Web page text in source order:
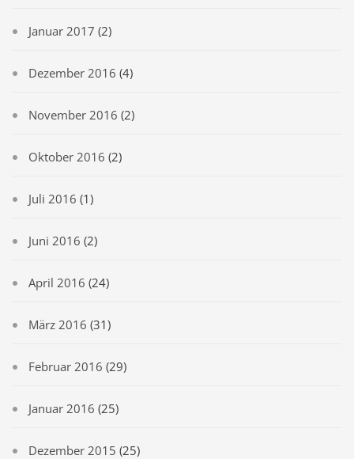
Januar 2017 (2)
Dezember 2016 (4)
November 2016 (2)
Oktober 2016 (2)
Juli 2016 (1)
Juni 2016 (2)
April 2016 (24)
März 2016 (31)
Februar 2016 (29)
Januar 2016 (25)
Dezember 2015 (25)